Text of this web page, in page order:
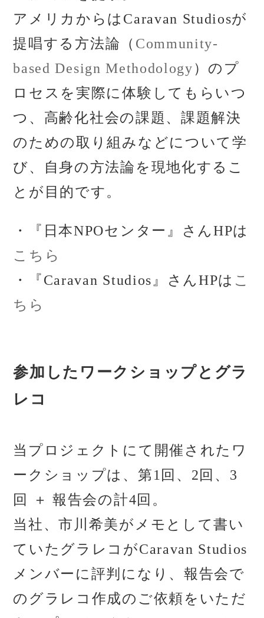
アメリカからは Caravan Studiosが
提唱する方法論（ Community-
based Design Methodology ）のプ
ロセスを実際に体験してもらいつ
つ、 高齢化社会の課題、課題解決
のための取り組みなどについて学
び、自身の方法論を現地化するこ
とが目的です。
・『日本NPOセンター』さんHPは
こちら
・『Caravan Studios』さんHPは こ
ちら
参加したワークショップとグラ
レコ
当プロジェクトにて開催されたワ
ークショップは、第1回、2回、3
回 ＋ 報告会の計4回。
当社、市川希美がメモとして書い
ていたグラレコがCaravan Studios
メンバーに評判になり、報告会で
のグラレコ作成のご依頼をいただ